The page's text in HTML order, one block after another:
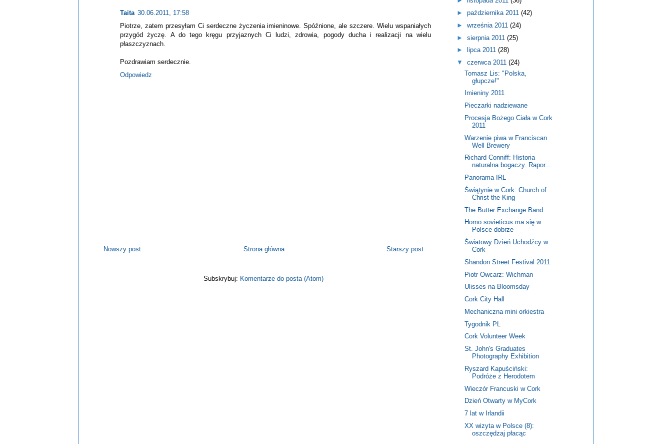
Taita 30.06.2011, 17:58
Piotrze, zatem przesyłam Ci serdeczne życzenia imieninowe. Spóźnione, ale szczere. Wielu wspaniałych
przygód życzę. A do tego kręgu przyjaznych Ci ludzi, zdrowia, pogody ducha i realizacji na wielu
płaszczyznach.
Pozdrawiam serdecznie.
Odpowiedz
Nowszy post Starszy post
Strona główna
Subskrybuj: Komentarze do posta (Atom)
► października 2011 (42)
► września 2011 (24)
► sierpnia 2011 (25)
►
lipca 2011 (28)
▼ czerwca 2011 (24)
Tomasz Lis: "Polska,
głupcze!"
Imieniny 2011
Pieczarki nadziewane
Procesja Bożego Ciała w Cork
2011
Warzenie piwa w Franciscan
Well Brewery
Richard Conniff: Historia
naturalna bogaczy. Rapor...
Panorama IRL
Świątynie w Cork: Church of
Christ the King
The Butter Exchange Band
Homo sovieticus ma się w
Polsce dobrze
Światowy Dzień Uchodźcy w
Cork
Shandon Street Festival 2011
Piotr Owcarz: Wichman
Ulisses na Bloomsday
Cork City Hall
Mechaniczna mini orkiestra
Tygodnik PL
Cork Volunteer Week
St. John's Graduates
Photography Exhibition
Ryszard Kapuściński:
Podróże z Herodotem
Wieczór Francuski w Cork
Dzień Otwarty w MyCork
7 lat w Irlandii
XX wizyta w Polsce (8):
oszczędzaj płacąc